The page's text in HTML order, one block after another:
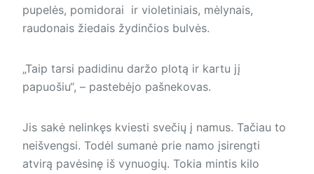
pupelės, pomidorai ir violetiniais, mėlynais,
raudonais žiedais žydinčios bulvės.
„Taip tarsi padidinu daržo plotą ir kartu jį
papuošiu“, – pastebėjo pašnekovas.
Jis sakė nelinkęs kviesti svečių į namus. Tačiau to
neišvengsi. Todėl sumanė prie namo įsirengti
atvirą pavėsinę iš vynuogių. Tokia mintis kilo